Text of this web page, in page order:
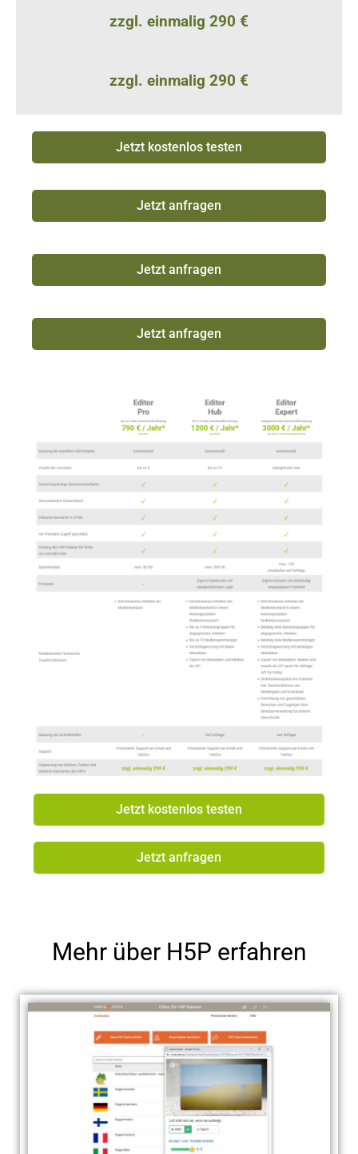
zzgl. einmalig 290 €
zzgl. einmalig 290 €
Jetzt kostenlos testen
Jetzt anfragen
Jetzt anfragen
Jetzt anfragen
Jetzt kostenlos testen
Jetzt anfragen
Mehr über H5P erfahren